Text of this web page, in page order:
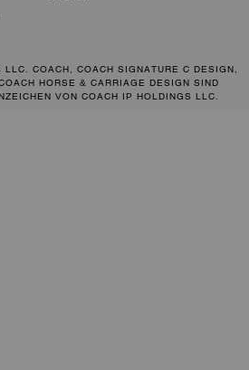
COACH, COACH SIGNATURE C DESIGN,
HORSE & CARRIAGE DESIGN SIND
VON COACH IP HOLDINGS LLC.